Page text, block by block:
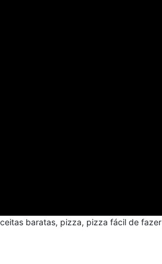
baratas, pizza, pizza fácil de